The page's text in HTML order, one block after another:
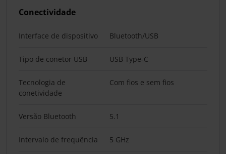
Conectividade
Interface de dispositivo Bluetooth/USB
Tipo de conetor USB USB Type-C
Tecnologia de
conetividade
Com fios e sem fios
Versão Bluetooth 5.1
Intervalo de frequência 5 GHz